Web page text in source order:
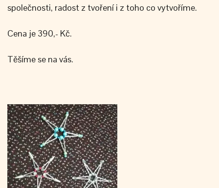
společnosti, radost z tvoření i z toho co vytvoříme.
Cena je 390,- Kč.
Těšíme se na vás.